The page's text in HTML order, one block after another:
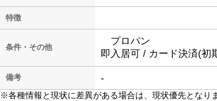
特徴
条件・その他
プロパン
即入居可 / カード決済(初
備考 -
※各種情報と現状に差異がある場合は、現状優先となりま